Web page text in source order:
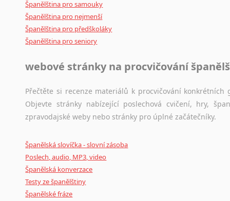
Islandština
Japonština
Jidiš
Kašmírština
Katalánština
Kečuánština
Kmérština
Konžština
Korsičtina
Kumykština
Kurdština
Kyrgyzština
Laoština
Španělština pro samouky
Španělština pro nejmenší
Španělština pro předškoláky
Španělština pro seniory
webové stránky na procvičování
Přečtěte si recenze materiálů k procvičování
Objevte stránky nabízející poslechová cvičení, hry,
zpravodajské weby nebo stránky pro úplné začátečníky.
Španělská slovíčka - slovní zásoba
Poslech, audio, MP3, video
Španělská konverzace
Testy ze španělštiny
Španělské fráze